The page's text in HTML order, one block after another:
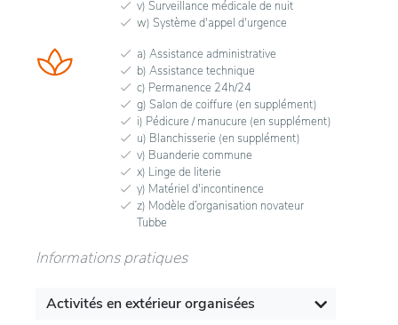
v) Surveillance médicale de nuit
w) Système d'appel d'urgence
a) Assistance administrative
b) Assistance technique
c) Permanence 24h/24
g) Salon de coiffure (en supplément)
i) Pédicure / manucure (en supplément)
u) Blanchisserie (en supplément)
v) Buanderie commune
x) Linge de literie
y) Matériel d'incontinence
z) Modèle d’organisation novateur
Tubbe
Informations pratiques
Activités en extérieur organisées